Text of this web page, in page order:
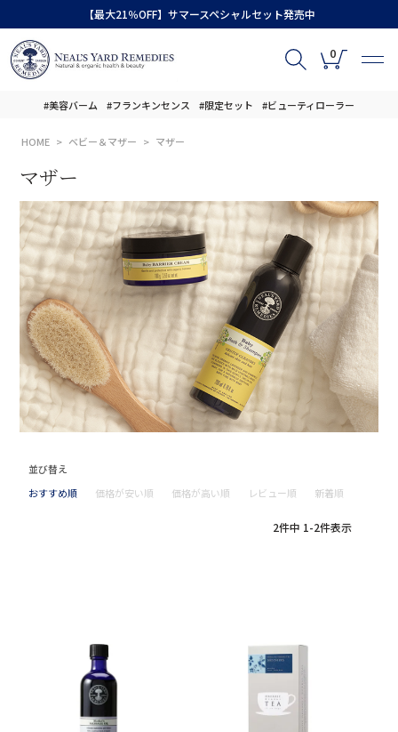
【最大21％OFF】サマースペシャルセット発売中
0
#美容バーム #フランキンセンス #限定セット #ビューティローラー
HOME ベビー＆マザー マザー
マザー
並び替え
おすすめ順
価格が安い順 価格が高い順 レビュー順 新着順
2件中 1-2件表示